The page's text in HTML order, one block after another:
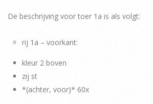
De beschrijving voor toer 1a is als volgt:
rij 1a – voorkant:
kleur 2 boven
zij st
*(achter, voor)* 60x